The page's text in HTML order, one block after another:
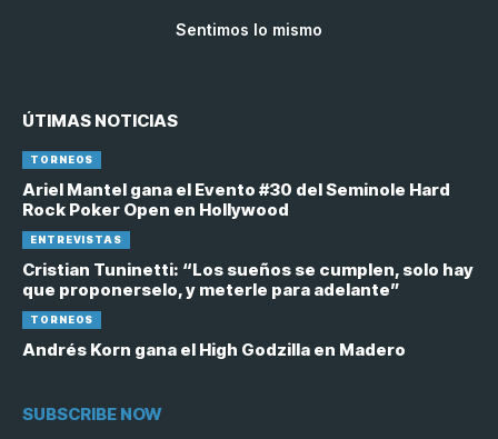
Sentimos lo mismo
ÚTIMAS NOTICIAS
TORNEOS
Ariel Mantel gana el Evento #30 del Seminole Hard
Rock Poker Open en Hollywood
ENTREVISTAS
Cristian Tuninetti: “Los sueños se cumplen, solo hay
que proponerselo, y meterle para adelante”
TORNEOS
Andrés Korn gana el High Godzilla en Madero
SUBSCRIBE NOW